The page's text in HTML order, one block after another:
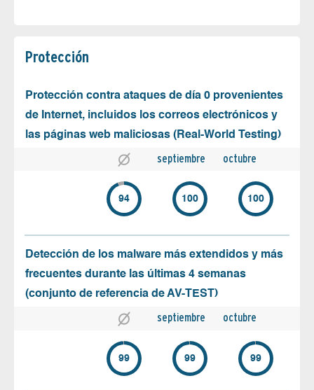
Protección
Protección contra ataques de día 0 provenientes
de Internet, incluidos los correos electrónicos y
las páginas web maliciosas (Real-World Testing)
septiembre octubre
94 100 100
Detección de los malware más extendidos y más
frecuentes durante las últimas 4 semanas
(conjunto de referencia de AV-TEST)
septiembre octubre
99 99 99